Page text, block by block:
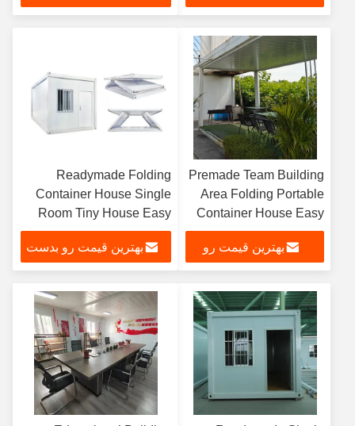
Premade Team Building
Area Folding Portable
Container House Easy
Employment Quick
Assemblyبهترین قیمت رو
Readymade Folding
Container House Single
Room Tiny House Easy
Assembly Quick
Relocation Deployment
بهترین قیمت رو بدست